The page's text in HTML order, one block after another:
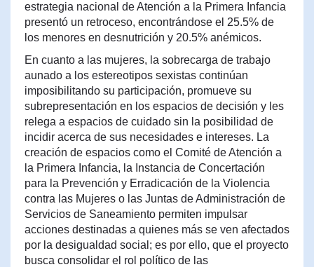
estrategia nacional de Atención a la Primera Infancia
presentó un retroceso, encontrándose el 25.5% de
los menores en desnutrición y 20.5% anémicos.
En cuanto a las mujeres, la sobrecarga de trabajo
aunado a los estereotipos sexistas continúan
imposibilitando su participación, promueve su
subrepresentación en los espacios de decisión y les
relega a espacios de cuidado sin la posibilidad de
incidir acerca de sus necesidades e intereses. La
creación de espacios como el Comité de Atención a
la Primera Infancia, la Instancia de Concertación
para la Prevención y Erradicación de la Violencia
contra las Mujeres o las Juntas de Administración de
Servicios de Saneamiento permiten impulsar
acciones destinadas a quienes más se ven afectados
por la desigualdad social; es por ello, que el proyecto
busca consolidar el rol político de las